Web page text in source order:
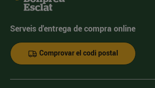
Serveis d'entrega de compra online
Comprovar el codi postal